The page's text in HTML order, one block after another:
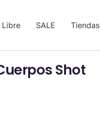
Libre SALE Tiendas
Shot